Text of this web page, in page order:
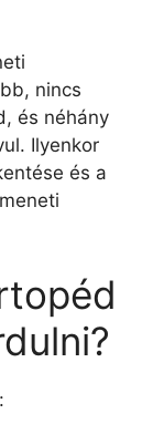
nincs
és néhány
Ilyenkor
és a